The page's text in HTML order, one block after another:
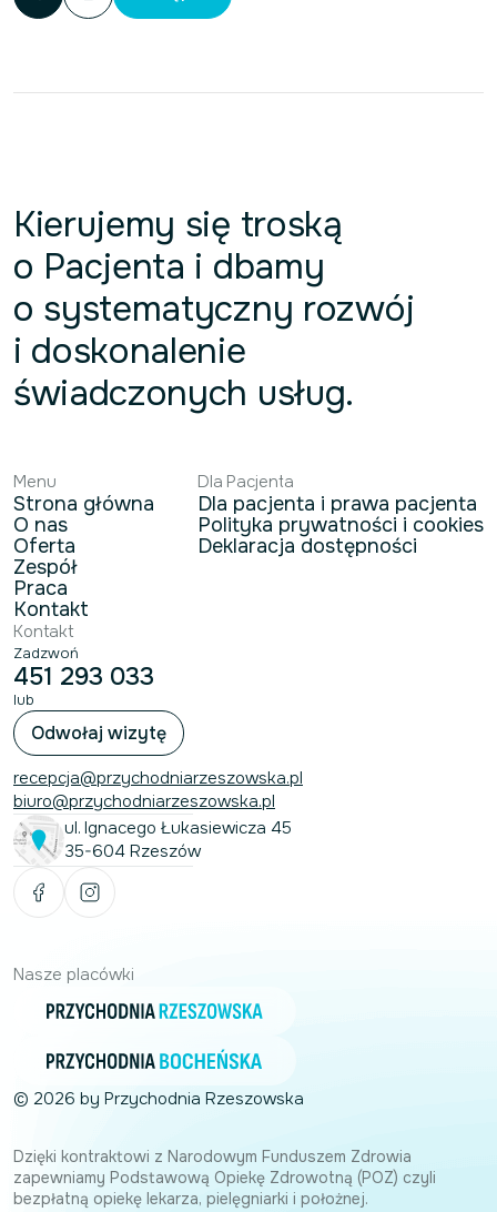
Kierujemy się troską
o Pacjenta i dbamy
o systematyczny rozwój
i doskonalenie
świadczonych usług.
Menu
Strona główna
O nas
Oferta
Zespół
Praca
Kontakt
Dla Pacjenta
Dla pacjenta i prawa pacjenta
Polityka prywatności i cookies
Deklaracja dostępności
Kontakt
Zadzwoń
451 293 033
lub
Odwołaj wizytę
recepcja@przychodniarzeszowska.pl
biuro@przychodniarzeszowska.pl
ul. Ignacego Łukasiewicza 45
35-604 Rzeszów
Nasze placówki
© 2026 by Przychodnia Rzeszowska
Dzięki kontraktowi z Narodowym Funduszem Zdrowia
zapewniamy Podstawową Opiekę Zdrowotną (POZ) czyli
bezpłatną opiekę lekarza, pielęgniarki i położnej.